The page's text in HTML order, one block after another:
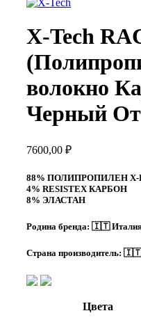
X-Tech
волокно
Черный От
7600,00 ₽
88% ПОЛИПРОПИЛЕН X-
4% RESISTEX КАРБОН
8% ЭЛАСТАН
Родина бренда: 🇮🇹
Страна производитель: 🇮🇹
Цвета